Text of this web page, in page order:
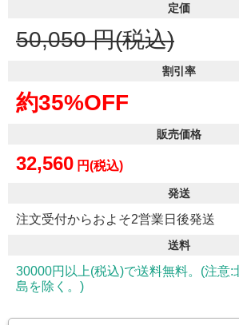
定価
50,050 円(税込)
割引率
約35%OFF
販売価格
32,560 円(税込)
発送
注文受付からおよそ2営業日後発送
送料
30000円以上(税込)で送料無料。(注意:
島を除く。)